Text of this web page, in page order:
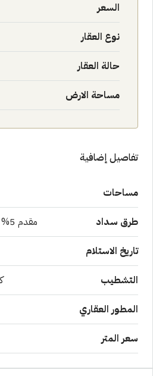
السعر
نوع العقار
حالة العقار
مساحة الارض
تفاصيل إضافية
مساحات
طرق سداد مقدم 5% وقسط يصل الى 10 سنوات
تاريخ الاستلام
التشطيب
المطور العقاري
سعر المتر